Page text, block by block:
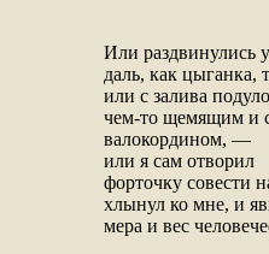
Или раздвинулись
даль, как цыганка,
или с залива
чем-то щемящим и
валокордином, —
или я сам отворил
форточку совести
хлынул ко мне, и
мера и вес